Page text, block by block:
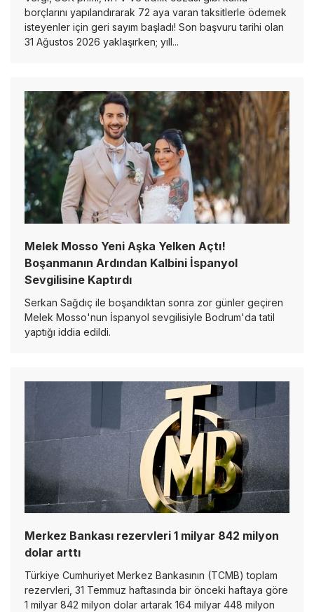
borçlarını yapılandırarak 72 aya varan taksitlerle ödemek
isteyenler için geri sayım başladı! Son başvuru tarihi olan
31 Ağustos 2026 yaklaşırken; yıll...
Melek Mosso Yeni Aşka Yelken Açtı!
Boşanmanın Ardından Kalbini İspanyol
Sevgilisine Kaptırdı
Serkan Sağdıç ile boşandıktan sonra zor günler geçiren
Melek Mosso'nun İspanyol sevgilisiyle Bodrum'da tatil
yaptığı iddia edildi.
Merkez Bankası rezervleri 1 milyar 842 milyon
dolar arttı
Türkiye Cumhuriyet Merkez Bankasının (TCMB) toplam
rezervleri, 31 Temmuz haftasında bir önceki haftaya göre
1 milyar 842 milyon dolar artarak 164 milyar 448 milyon